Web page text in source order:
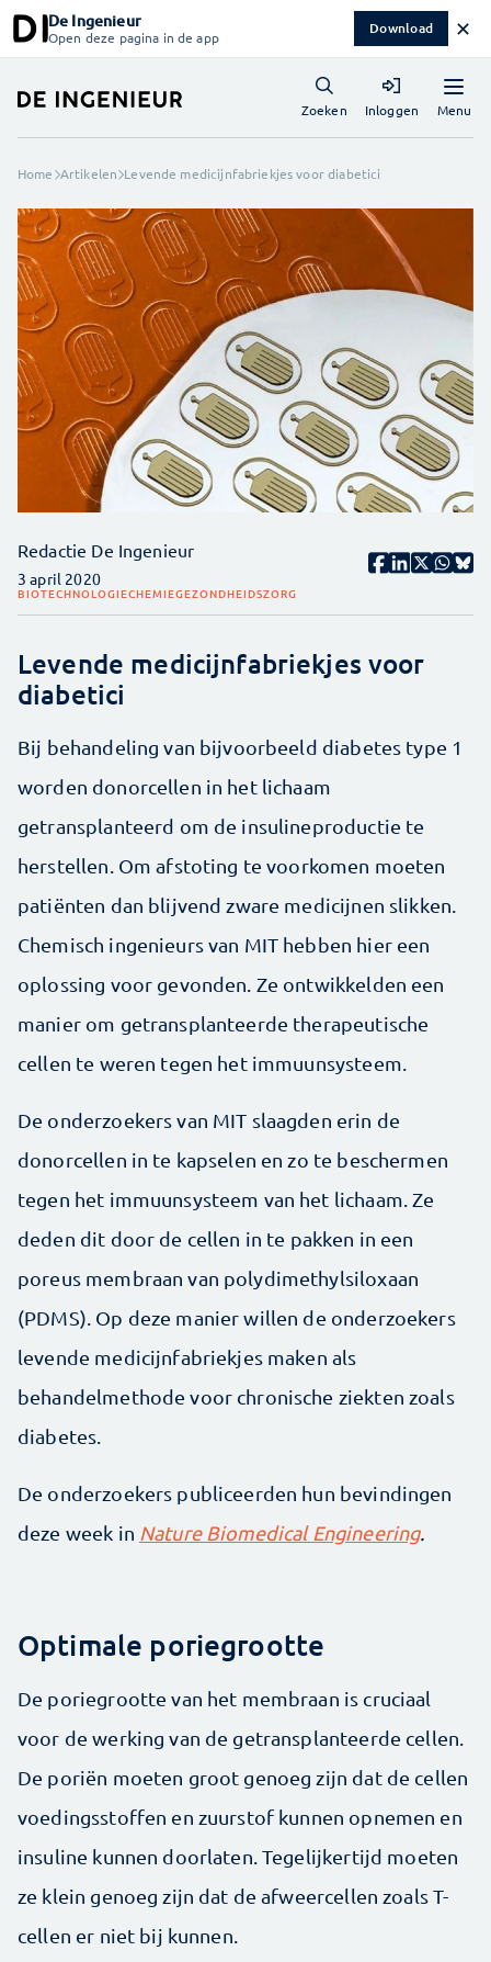
De Ingenieur
Open deze pagina in de app Download ✕
Menu
Zoeken Inloggen
Home Artikelen Levende medicijnfabriekjes voor diabetici
Redactie De Ingenieur
3 april 2020
BIOTECHNOLOGIECHEMIEGEZONDHEIDSZORG
Levende medicijnfabriekjes voor
diabetici
Bij behandeling van bijvoorbeeld diabetes type 1
worden donorcellen in het lichaam
getransplanteerd om de insulineproductie te
herstellen. Om afstoting te voorkomen moeten
patiënten dan blijvend zware medicijnen slikken.
Chemisch ingenieurs van MIT hebben hier een
oplossing voor gevonden. Ze ontwikkelden een
manier om getransplanteerde therapeutische
cellen te weren tegen het immuunsysteem.
De onderzoekers van MIT slaagden erin de
donorcellen in te kapselen en zo te beschermen
tegen het immuunsysteem van het lichaam. Ze
deden dit door de cellen in te pakken in een
poreus membraan van polydimethylsiloxaan
(PDMS). Op deze manier willen de onderzoekers
levende medicijnfabriekjes maken als
behandelmethode voor chronische ziekten zoals
diabetes.
De onderzoekers publiceerden hun bevindingen
deze week in Nature Biomedical Engineering.
Optimale poriegrootte
De poriegrootte van het membraan is cruciaal
voor de werking van de getransplanteerde cellen.
De poriën moeten groot genoeg zijn dat de cellen
voedingsstoffen en zuurstof kunnen opnemen en
insuline kunnen doorlaten. Tegelijkertijd moeten
ze klein genoeg zijn dat de afweercellen zoals T-
cellen er niet bij kunnen.